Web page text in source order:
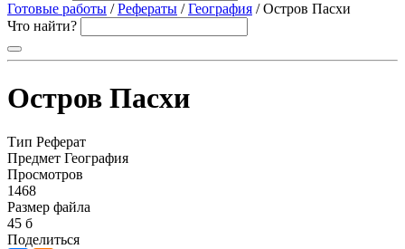
Готовые работы /Рефераты /География / Остров Пасхи
Что найти?
Остров Пасхи
Тип Реферат
Предмет География
Просмотров
1468
Размер файла
45 б
Поделиться